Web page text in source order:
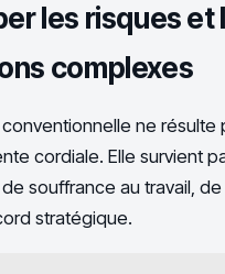
les risques et
complexes
ne résulte
cordiale. Elle survient
souffrance au travail,
stratégique.